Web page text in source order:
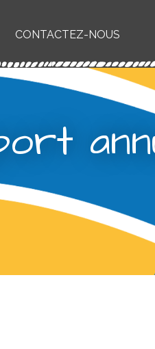
CONTACTEZ-NOUS